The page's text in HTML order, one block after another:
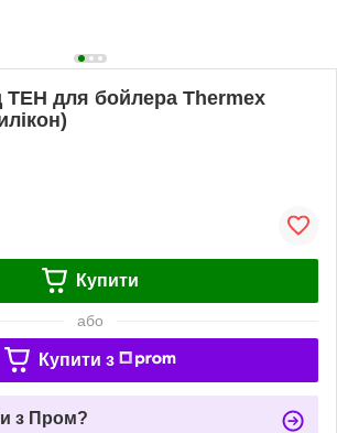
ТЕН для бойлера Thermex
Купити
або
Купити з
з Пром?